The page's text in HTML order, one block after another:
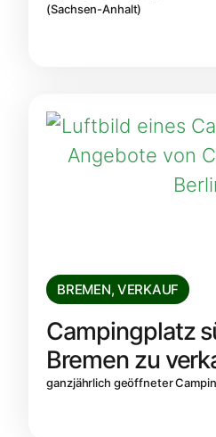
(Sachsen-Anhalt)
BREMEN, VERKAUF
Campingplatz
Bremen zu
ganzjährlich geöffneter